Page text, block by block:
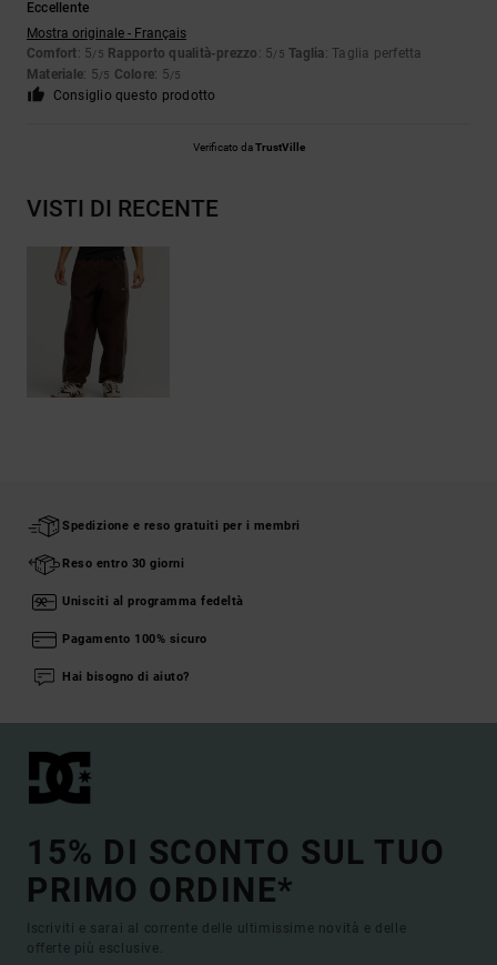
Eccellente
Mostra originale - Français
Comfort: 5/5 Rapporto qualità-prezzo : 5/5 Taglia: Taglia perfetta
Materiale: 5/5 Colore: 5/5
Consiglio questo prodotto
Verificato daTrustVille
VISTI DI RECENTE
Spedizione e reso gratuiti per i membri
Reso entro 30 giorni
Unisciti al programma fedeltà
Pagamento 100% sicuro
Hai bisogno di aiuto?
15% DI SCONTO SUL TUO
PRIMO ORDINE*
Iscriviti e sarai al corrente delle ultimissime novità e delle
offerte più esclusive.